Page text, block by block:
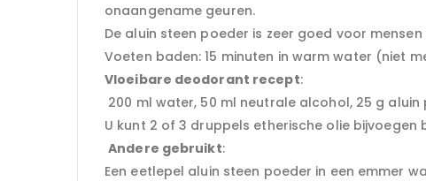
onaangename geuren.
De aluin steen poeder is zeer goed voor
Voeten baden: 15 minuten in warm water (niet
Vloeibare deodorant recept:
200 ml water, 50 ml neutrale alcohol, 25 g aluin
U kunt 2 of 3 druppels etherische olie
Andere gebruikt:
Een eetlepel aluin steen poeder in een emmer